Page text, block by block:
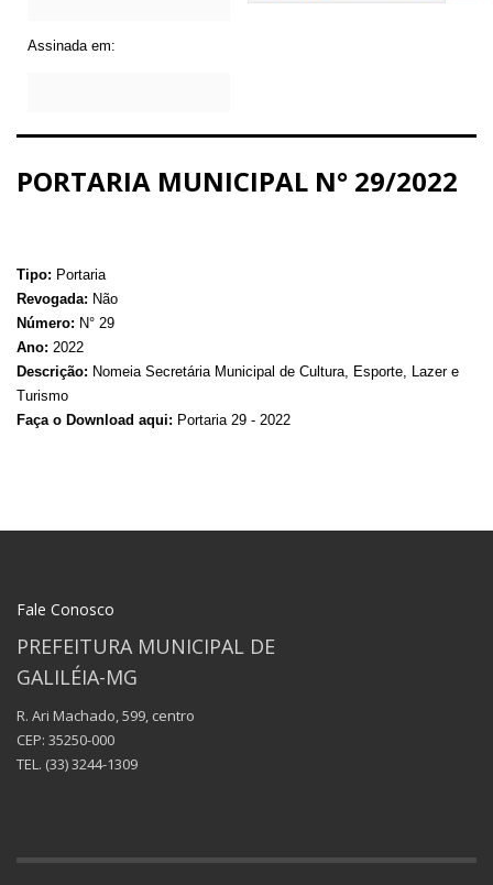
Assinada em:
PORTARIA MUNICIPAL N° 29/2022
Tipo: Portaria
Revogada: Não
Número: N° 29
Ano: 2022
Descrição: Nomeia Secretária Municipal de Cultura, Esporte, Lazer e
Turismo
Faça o Download aqui: Portaria 29 - 2022
Fale Conosco
PREFEITURA MUNICIPAL DE
GALILÉIA-MG
R. Ari Machado, 599, centro
CEP: 35250-000
TEL. (33) 3244-1309